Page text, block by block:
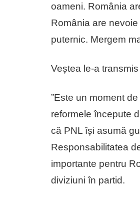
oameni. România
România are
puternic. Mergem
Veștea le-a
”Este un moment
reformele începute
că PNL își asumă
Responsabilitatea
importante pentru
diviziuni în partid.